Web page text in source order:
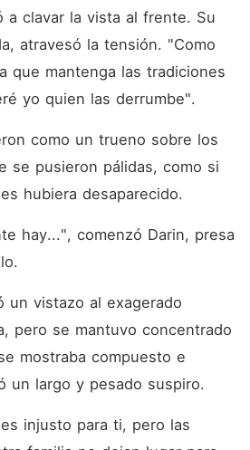
a clavar la vista al frente. Su
atravesó la tensión. "Como
que mantenga las tradiciones
yo quien las derrumbe".
como un trueno sobre los
se pusieron pálidas, como si
hubiera desaparecido.
hay...", comenzó Darin, presa
un vistazo al exagerado
pero se mantuvo concentrado
mostraba compuesto e
un largo y pesado suspiro.
injusto para ti, pero las